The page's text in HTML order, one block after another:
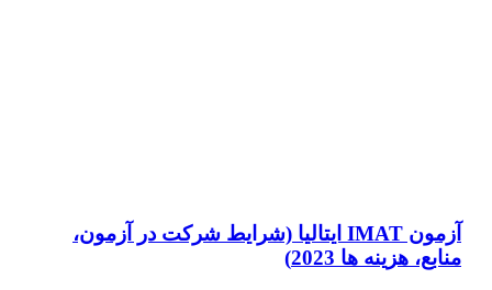
آزمون IMAT ایتالیا (شرایط شرکت در آزمون،
منابع، هزینه ها 2023)